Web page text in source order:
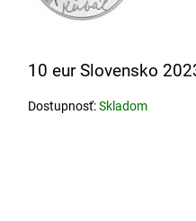
10 eur Slovensko
Dostupnosť:Skladom